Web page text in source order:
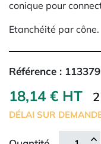
conique pour
Etanchéité par cône.
Référence :
18,14 € HT
DÉLAI SUR